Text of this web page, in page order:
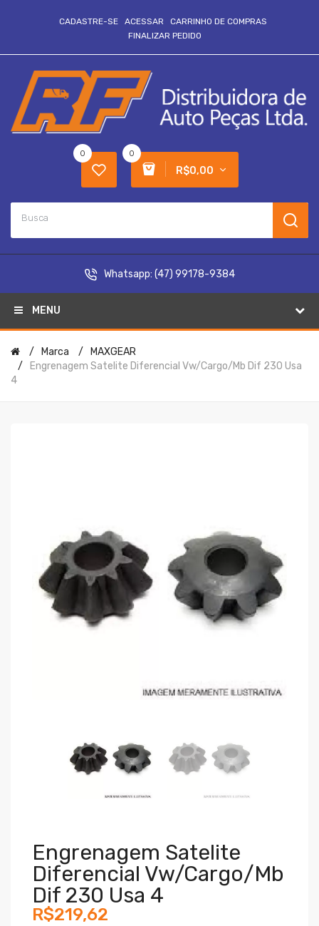
CADASTRE-SE ACESSAR
CARRINHO DE COMPRAS
FINALIZAR PEDIDO
0
R$0,00
0
Whatsapp: (47) 99178-9384
MENU
Marca
MAXGEAR
Engrenagem Satelite Diferencial Vw/cargo/mb Dif 230 Usa
4
Engrenagem Satelite
Diferencial Vw/cargo/mb
Dif 230 Usa 4
R$219,62